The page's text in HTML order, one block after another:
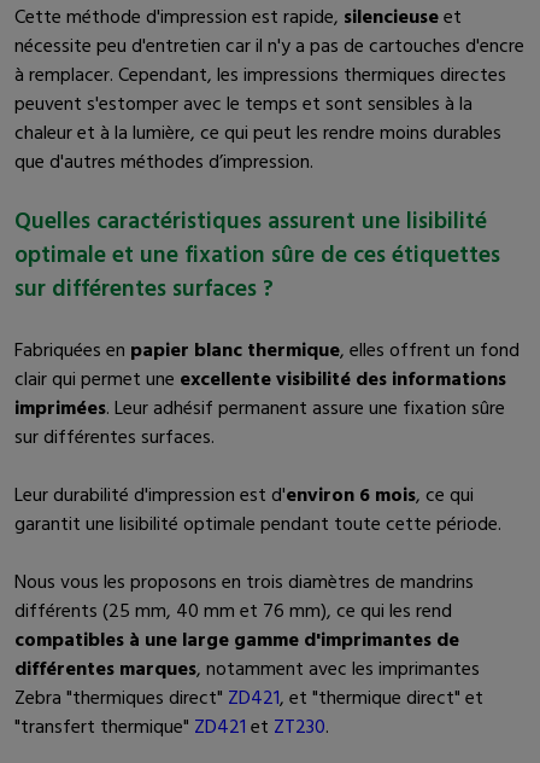
Cette méthode d'impression est rapide, silencieuseet
nécessite peu d'entretien car il n'y a pas de cartouches d'encre
à remplacer. Cependant, les impressions thermiques directes
peuvent s'estomper avec le temps et sont sensibles à la
chaleur et à la lumière, ce qui peut les rendre moins durables
que d'autres méthodes d’impression.
Quelles caractéristiques assurent une lisibilité
optimale et une fixation sûre de ces étiquettes
sur différentes surfaces ?
Fabriquées en papier blanc thermique, elles offrent un fond
clair qui permet une excellente visibilité des informations
imprimées. Leur adhésif permanent assure une fixation sûre
sur différentes surfaces.
Leur durabilité d'impression est d'environ 6 mois, ce qui
garantit une lisibilité optimale pendant toute cette période.
Nous vous les proposons en trois diamètres de mandrins
différents (25 mm, 40 mm et 76 mm), ce qui les rend
compatibles à une large gamme d'imprimantes de
différentes marques, notamment avec les imprimantes
Zebra "thermiques direct" ZD421, et "thermique direct" et
"transfert thermique" ZD421et ZT230.